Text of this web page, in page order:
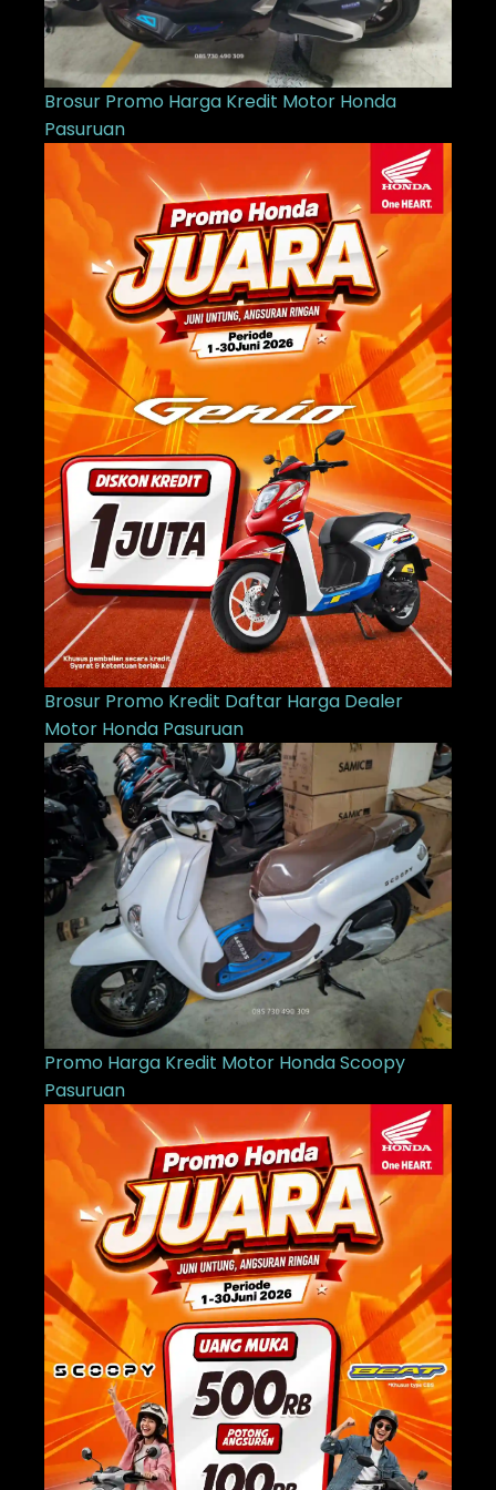
Brosur Promo Harga Kredit Motor Honda
Pasuruan
Brosur Promo Kredit Daftar Harga Dealer
Motor Honda Pasuruan
Promo Harga Kredit Motor Honda Scoopy
Pasuruan